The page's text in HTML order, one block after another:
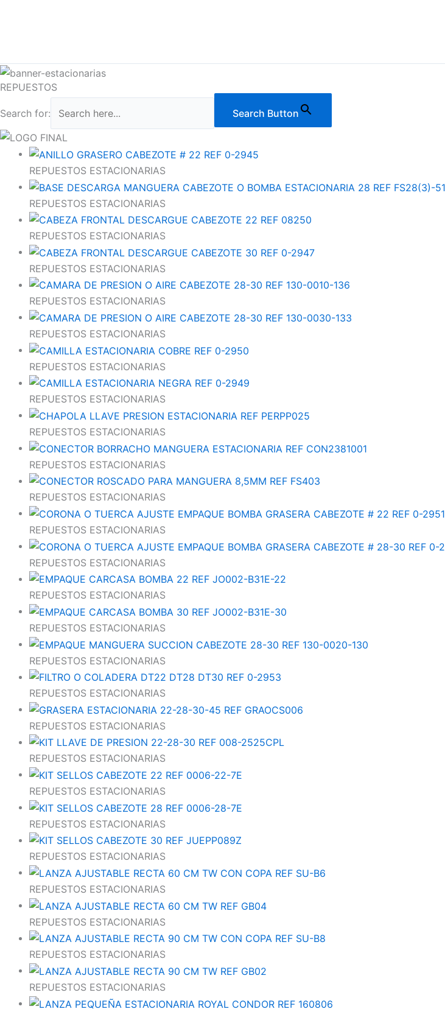
REPUESTOS
Search for: Search Button
REPUESTOS ESTACIONARIAS
REPUESTOS ESTACIONARIAS
REPUESTOS ESTACIONARIAS
REPUESTOS ESTACIONARIAS
REPUESTOS ESTACIONARIAS
REPUESTOS ESTACIONARIAS
REPUESTOS ESTACIONARIAS
REPUESTOS ESTACIONARIAS
REPUESTOS ESTACIONARIAS
REPUESTOS ESTACIONARIAS
REPUESTOS ESTACIONARIAS
REPUESTOS ESTACIONARIAS
REPUESTOS ESTACIONARIAS
REPUESTOS ESTACIONARIAS
REPUESTOS ESTACIONARIAS
REPUESTOS ESTACIONARIAS
REPUESTOS ESTACIONARIAS
REPUESTOS ESTACIONARIAS
REPUESTOS ESTACIONARIAS
REPUESTOS ESTACIONARIAS
REPUESTOS ESTACIONARIAS
REPUESTOS ESTACIONARIAS
REPUESTOS ESTACIONARIAS
REPUESTOS ESTACIONARIAS
REPUESTOS ESTACIONARIAS
REPUESTOS ESTACIONARIAS